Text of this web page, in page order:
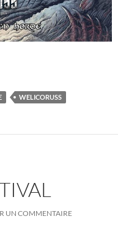
en vue pour Welicoruss !
WELICORUSS
UN COMMENTAIRE